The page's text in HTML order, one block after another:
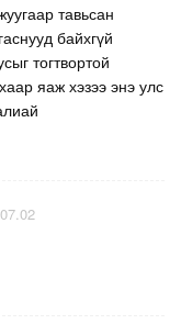
тавьсан
байхгүй
тогтвортой
яаж хэзээ энэ улс